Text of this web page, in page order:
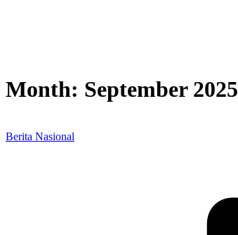
Month: September 2025
Berita Nasional